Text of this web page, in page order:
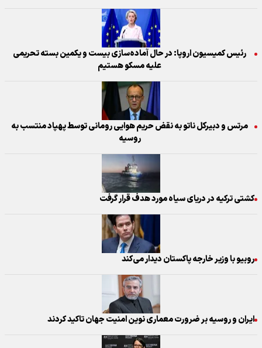
رئیس کمیسیون اروپا: در حال آماده‌سازی بیست و یکمین بسته تحریمی
علیه مسکو هستیم
مرتس و دبیرکل ناتو به نقض حریم هوایی رومانی توسط پهپاد منتسب به
روسیه
کشتی ترکیه در دریای سیاه مورد هدف قرار گرفت
روبیو با وزیر خارجه پاکستان دیدار می‌کند
ایران و روسیه بر ضرورت معماری نوین امنیت جهان تاکید کردند